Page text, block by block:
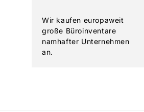
Wir kaufen europaweit
große Büroinventare
namhafter Unternehmen
an.